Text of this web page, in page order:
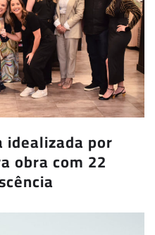
idealizada por
obra com 22